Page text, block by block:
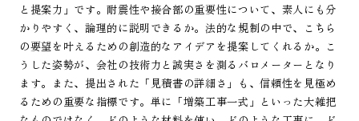
と提案力」です。耐震性や接合部の重要性について、素人にも分
かりやすく、論理的に説明できるか。法的な規制の中で、こちら
の要望を叶えるための創造的なアイデアを提案してくれるか。こ
うした姿勢が、会社の技術力と誠実さを測るバロメーターとなり
ます。また、提出された「見積書の詳細さ」も、信頼性を見極め
るための重要な指標です。単に「増築工事一式」といった大雑把